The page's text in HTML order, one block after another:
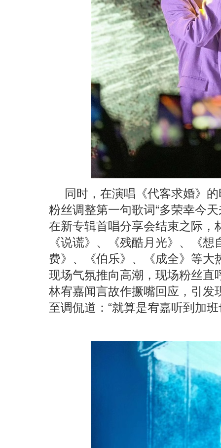
同时，在演唱《代客求婚》
粉丝调整第一句歌词“多荣幸今
在新专辑首唱分享会结束之际，
《说谎》、《残酷月光》、《
费》、《伯乐》、《成全》等大
现场气氛推向高潮，现场粉丝直
林宥嘉闻言故作撅嘴回应，引发
至调侃道：“就算是宥嘉听到加